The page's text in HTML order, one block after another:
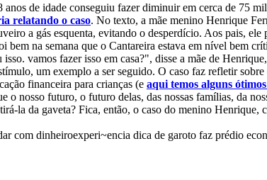
de idade conseguiu fazer diminuir em cerca de 75
relatando o caso. No texto, a mãe menino Henrique
a gás esquenta, evitando o desperdício. Aos pais, ele
na semana que o Cantareira estava em nível bem
vamos fazer isso em casa?", disse a mãe de
um exemplo a ser seguido. O caso faz refletir
financeira para crianças (e aqui temos alguns
nosso futuro, o futuro delas, das nossas famílias, da
la da gaveta? Fica, então, o caso do menino Henrique,
com dinheiroexperi~encia dica de garoto faz prédio